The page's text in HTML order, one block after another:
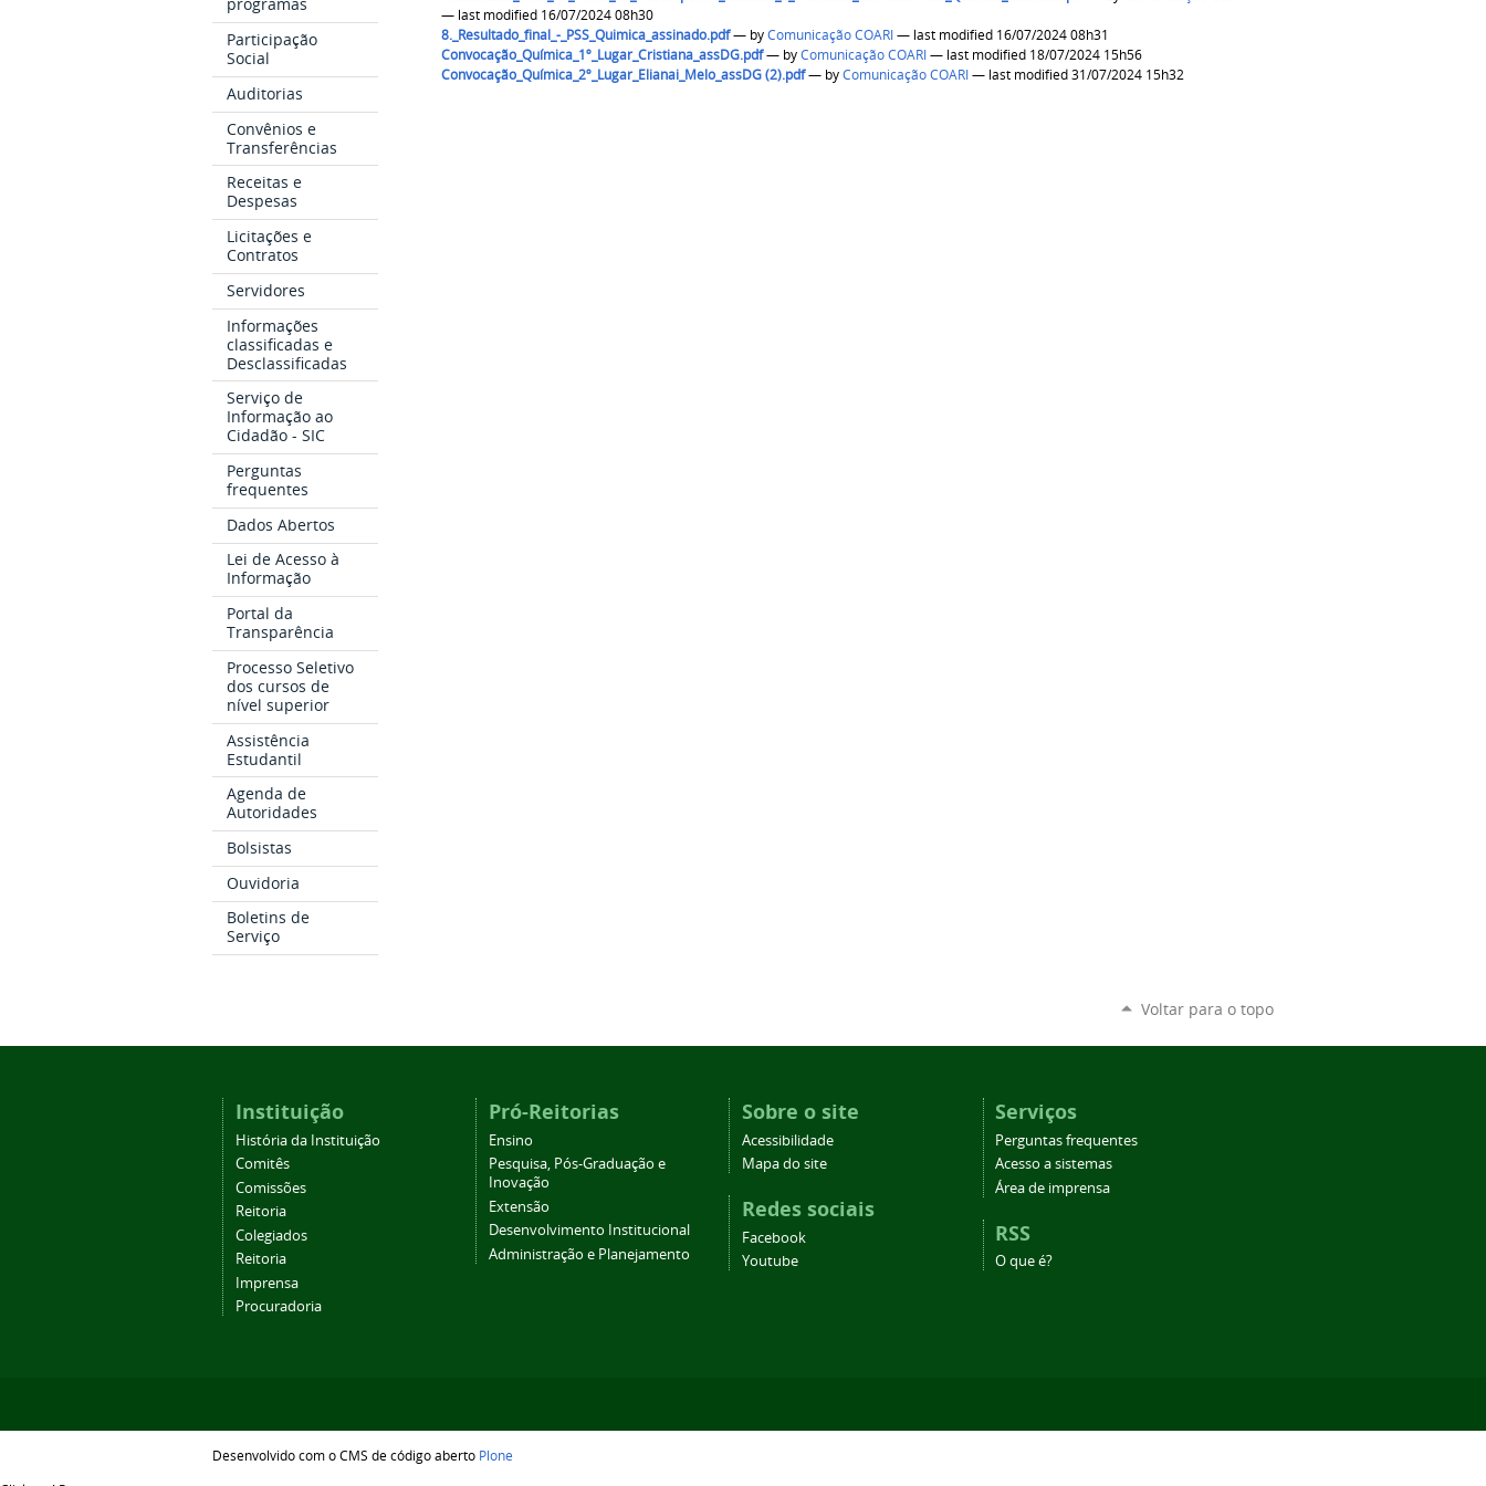
programas
Participação
Social
Auditorias
Convênios e
Transferências
Receitas e
Despesas
Licitações e
Contratos
Servidores
Informações
classificadas e
Desclassificadas
Serviço de
Informação ao
Cidadão - SIC
Perguntas
frequentes
Dados Abertos
Lei de Acesso à
Informação
Portal da
Transparência
Processo Seletivo
dos cursos de
nível superior
Assistência
Estudantil
Agenda de
Autoridades
Bolsistas
Ouvidoria
Boletins de
Serviço
— last modified 16/07/2024 08h30
8._Resultado_final_-_PSS_Quimica_assinado.pdf— byComunicação COARI
— last modified 16/07/2024 08h31
Convocação_Química_1º_Lugar_Cristiana_assDG.pdf— byComunicação COARI
— last modified 18/07/2024 15h56
Convocação_Química_2º_Lugar_Elianai_Melo_assDG (2).pdf— byComunicação COARI — last modified 31/07/2024 15h32
Voltar para o topo
Instituição
História da Instituição
Comitês
Comissões
Reitoria
Colegiados
Reitoria
Imprensa
Procuradoria
Pró-Reitorias
Ensino
Pesquisa, Pós-Graduação e
Inovação
Extensão
Desenvolvimento Institucional
Administração e Planejamento
Sobre o site
Acessibilidade
Mapa do site
Redes sociais
Facebook
Youtube
Serviços
Perguntas frequentes
Acesso a sistemas
Área de imprensa
RSS
O que é?
Desenvolvido com o CMS de código aberto Plone